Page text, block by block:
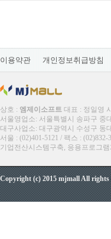
이용약관 개인정보취급방침
상호 : 엠제이소프트 대표 : 정일영
서울영업소: 서울특별시 송파구 중
대구사업소: 대구광역시 수성구 동
서울 : (02)401-5121 / 팩스 :
기업전산시스템구축, 응용프로그
Copyright (c) 2015 mjmall All rights